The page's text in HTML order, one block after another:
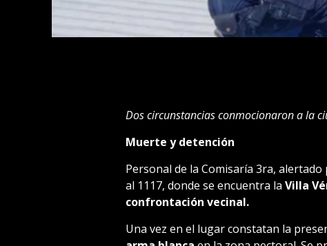
Dos circunstancias conmocionaron a la
Muerte y detención
Personal de la Comisaría 3ra,
al 1117, donde se encuentra la Villa
confrontación vecinal.
Una vez en el lugar constatan la